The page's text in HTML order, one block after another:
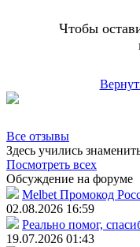
Чтобы
Все отзывы
Здесь учились
Посмотреть всех
Обсуждение на форуме
Melbet Промокод
02.08.2026 16:59
Реально помог,
19.07.2026 01:43